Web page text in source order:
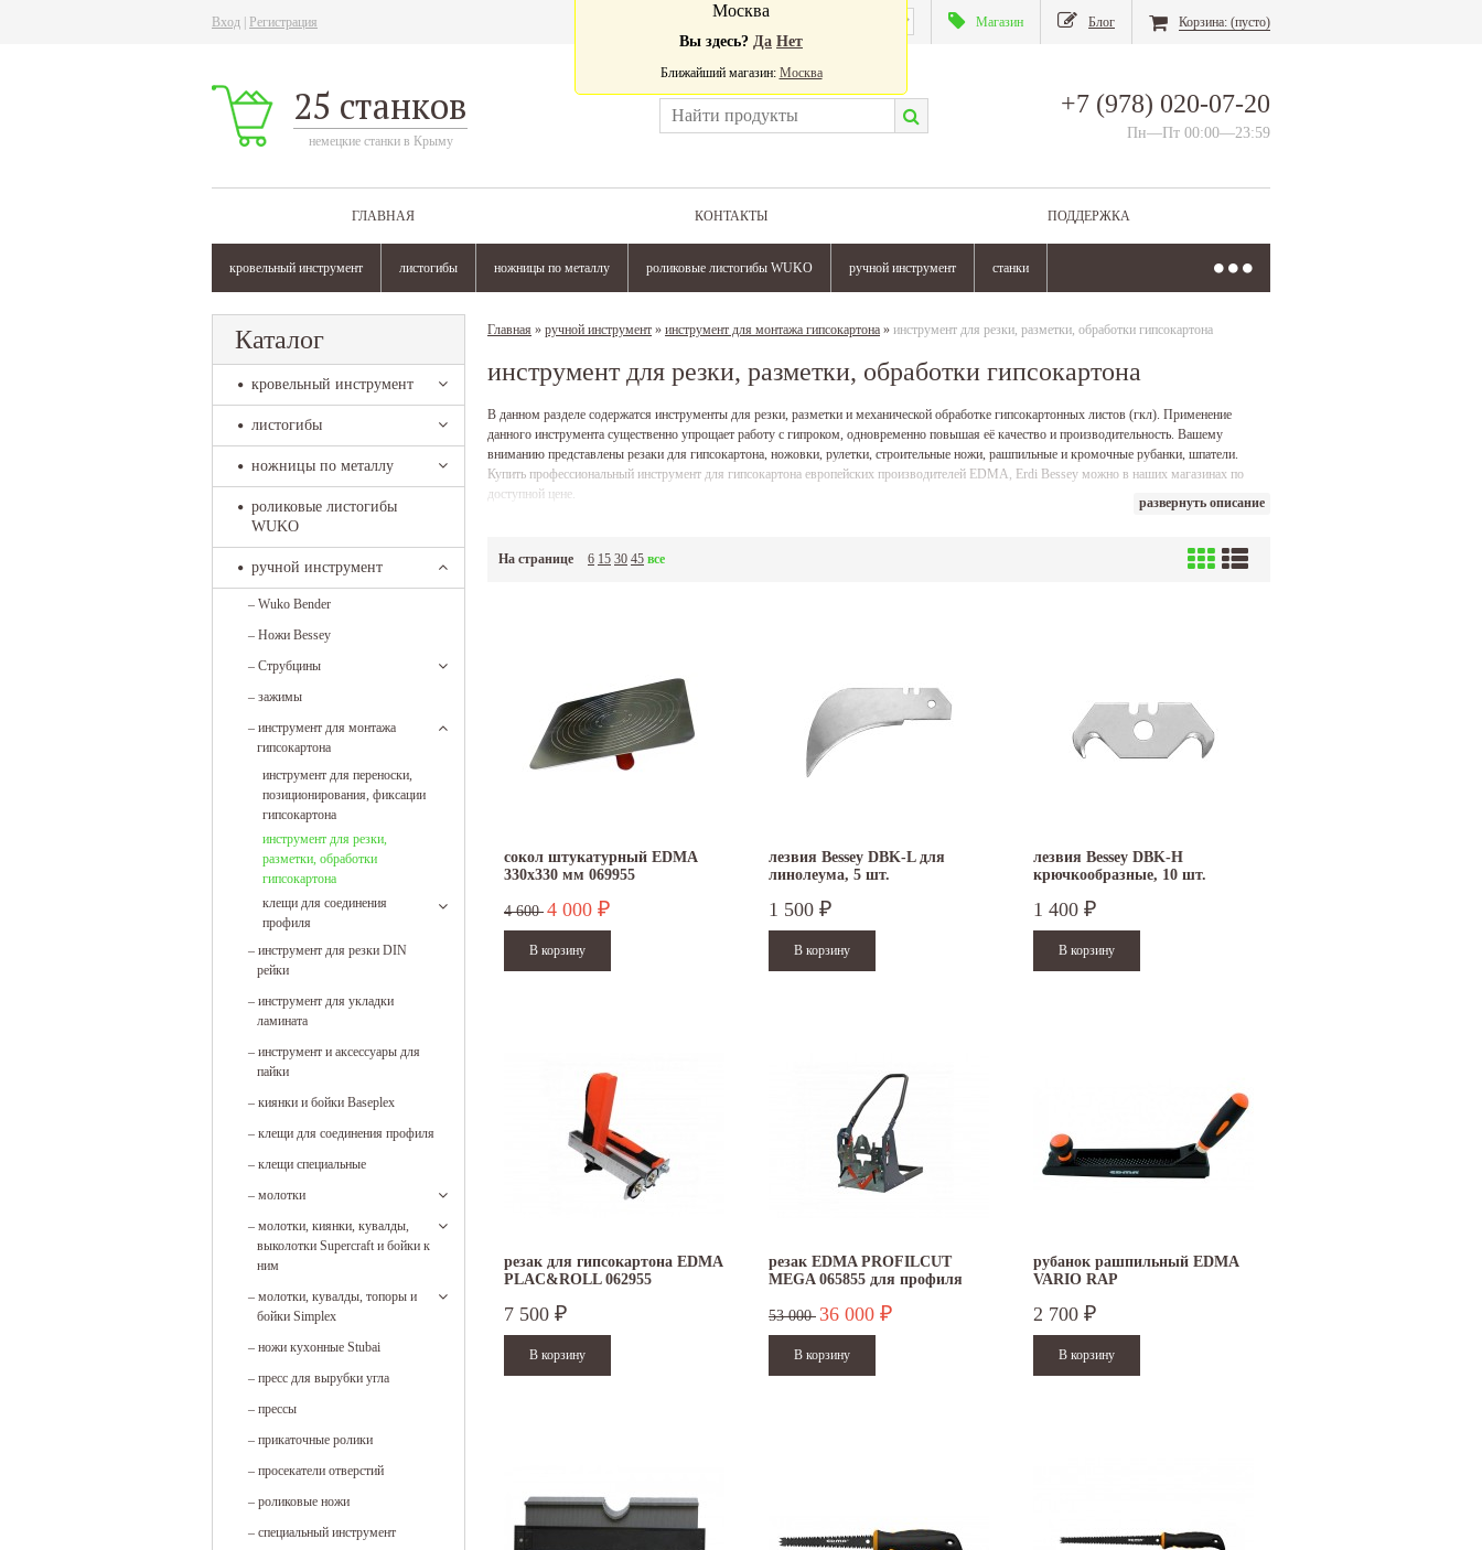
Вход Регистрация Магазин Блог Корзина: (пусто)
25 станков
немецкие станки в Крыму
+7 (978) 020-07-20
Пн—Пт 00:00—23:59
ГЛАВНАЯ КОНТАКТЫ ПОДДЕРЖКА
кровельный инструмент листогибы ножницы по металлу роликовые листогибы WUKO ручной инструмент станки
Москва
Вы здесь? Да Нет
Ближайший магазин: Москва
Каталог
кровельный инструмент
листогибы
ножницы по металлу
роликовые листогибы
WUKO
ручной инструмент
– Wuko Bender
– Ножи Bessey
– Струбцины
– зажимы
– инструмент для монтажа
гипсокартона
инструмент для переноски,
позиционирования, фиксации
гипсокартона
инструмент для резки,
разметки, обработки
гипсокартона
клещи для соединения
профиля
– инструмент для резки DIN
рейки
– инструмент для укладки
ламината
– инструмент и аксессуары для
пайки
– киянки и бойки Baseplex
– клещи для соединения профиля
– клещи специальные
– молотки
– молотки, киянки, кувалды,
выколотки Supercraft и бойки к
ним
– молотки, кувалды, топоры и
бойки Simplex
– ножи кухонные Stubai
– пресс для вырубки угла
– прессы
– прикаточные ролики
– просекатели отверстий
– роликовые ножи
– специальный инструмент
Главная » ручной инструмент » инструмент для монтажа гипсокартона » инструмент для резки, разметки, обработки гипсокартона
инструмент для резки, разметки, обработки гипсокартона
В данном разделе содержатся инструменты для резки, разметки и механической обработке гипсокартонных листов (гкл). Применение
данного инструмента существенно упрощает работу с гипроком, одновременно повышая её качество и производительность. Вашему
вниманию представлены резаки для гипсокартона, ножовки, рулетки, строительные ножи, рашпильные и кромочные рубанки, шпатели.
Купить профессиональный инструмент для гипсокартона европейских производителей EDMA, Erdi Bessey можно в наших магазинах по
доступной цене.
развернуть описание
На странице 6 15 30 45 все
сокол штукатурный EDMA
330х330 мм 069955
4 600 4 000 ₽
лезвия Bessey DBK-L для
линолеума, 5 шт.
1 500 ₽
лезвия Bessey DBK-H
крючкообразные, 10 шт.
1 400 ₽
резак для гипсокартона EDMA
PLAC&ROLL 062955
7 500 ₽
резак EDMA PROFILCUT
MEGA 065855 для профиля
53 000 36 000 ₽
рубанок рашпильный EDMA
VARIO RAP
2 700 ₽